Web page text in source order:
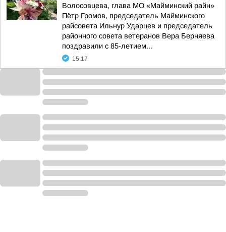
Волосовцева, глава МО «Майминский райн»
Пётр Громов, председатель Майминского
райсовета Ильнур Ударцев и председатель
районного совета ветеранов Вера Берняева
поздравили с 85-летием...
15:17